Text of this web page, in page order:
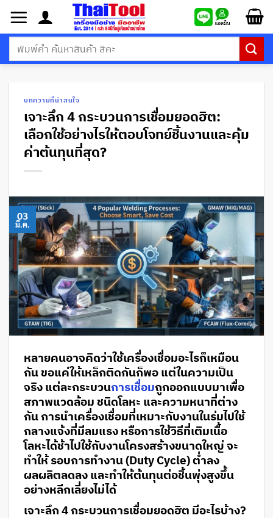
ยัง
เนื้อหา
ค้นหา:
บทความที่น่าสนใจ
เจาะลึก 4 กระบวนการเชื่อมยอดฮิต:
เลือกใช้อย่างไรให้ตอบโจทย์ชิ้นงานและคุ้ม
ค่าต้นทุนที่สุด?
03
มี.ค.
หลายคนอาจคิดว่าใช้เครื่องเชื่อมอะไรก็เหมือน
กัน ขอแค่ให้เหล็กติดกันก็พอ แต่ในความเป็น
จริง แต่ละกระบวนการเชื่อมถูกออกแบบมาเพื่อ
สภาพแวดล้อม ชนิดโลหะ และความหนาที่ต่าง
กัน การนำเครื่องเชื่อมที่เหมาะกับงานในร่มไปใช้
กลางแจ้งที่มีลมแรง หรือการใช้วิธีที่เติมเนื้อ
โลหะได้ช้าไปใช้กับงานโครงสร้างขนาดใหญ่ จะ
ทำให้ รอบการทำงาน (Duty Cycle) ต่ำลง
ผลผลิตลดลง และทำให้ต้นทุนต่อชิ้นพุ่งสูงขึ้น
อย่างหลีกเลี่ยงไม่ได้
เจาะลึก 4 กระบวนการเชื่อมยอดฮิต มีอะไรบ้าง?